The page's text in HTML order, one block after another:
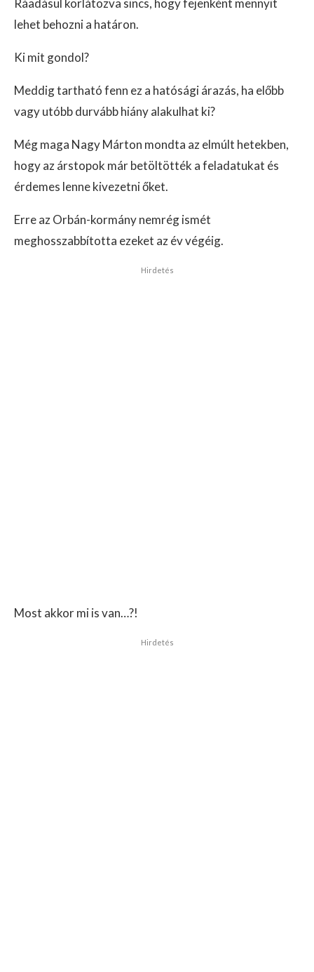
Ráadásul korlátozva sincs, hogy fejenként mennyit
lehet behozni a határon.
Ki mit gondol?
Meddig tartható fenn ez a hatósági árazás, ha előbb
vagy utóbb durvább hiány alakulhat ki?
Még maga Nagy Márton mondta az elmúlt hetekben,
hogy az árstopok már betöltötték a feladatukat és
érdemes lenne kivezetni őket.
Erre az Orbán-kormány nemrég ismét
meghosszabbította ezeket az év végéig.
Hirdetés
Most akkor mi is van…?!
Hirdetés